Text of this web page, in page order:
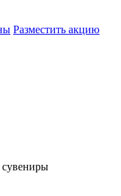
Разместить акцию